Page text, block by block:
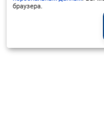
браузера.